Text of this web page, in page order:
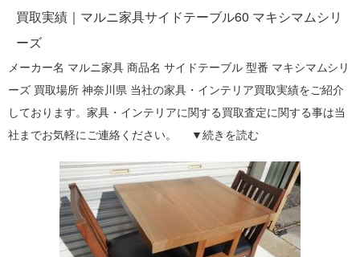
買取実績｜マルニ家具サイドテーブル60 マキシマムシリ
ーズ
メーカー名 マルニ家具 商品名 サイドテーブル 型番 マキシマムシリ
ーズ 買取場所 神奈川県 当社の家具・インテリア買取実績をご紹介
しております。家具・インテリアに関する買取査定に関する事は当
社までお気軽にご連絡ください。 ▼続きを読む